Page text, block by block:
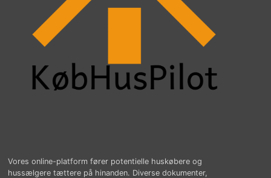
Vores online-platform fører potentielle huskøbere og
hussælgere tættere på hinanden. Diverse dokumenter,